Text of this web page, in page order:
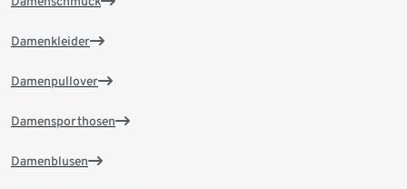
Damenkleider
Damenpullover
Damensporthosen
Damenblusen